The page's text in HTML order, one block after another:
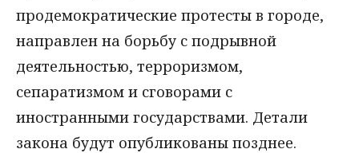
продемократические протесты в городе,
направлен на борьбу с подрывной
деятельностью, терроризмом,
сепаратизмом и сговорами с
иностранными государствами. Детали
закона будут опубликованы позднее.